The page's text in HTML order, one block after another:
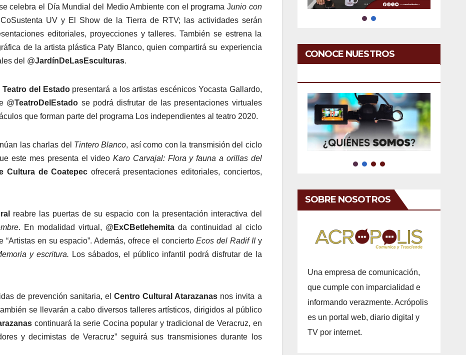
celebra el Día Mundial del Medio Ambiente con el programa Junio con
UV y El Show de la Tierra de RTV; las actividades serán
editoriales, proyecciones y talleres. También se estrena la
de la artista plástica Paty Blanco, quien compartirá su experiencia
del @JardínDeLasEsculturas.
Teatro del Estadopresentará a los artistas escénicos Yocasta Gallardo,
@TeatroDelEstado se podrá disfrutar de las presentaciones virtuales
que forman parte del programa Los independientes al teatro 2020.
las charlas del Tintero Blanco, así como con la transmisión del ciclo
este mes presenta el videoKaro Carvajal: Flora y fauna a orillas del
Cultura de Coatepec ofrecerá presentaciones editoriales, conciertos,
reabre las puertas de su espacio con la presentación interactiva del
. En modalidad virtual, @ ExCBetlehemitada continuidad al ciclo
“Artistas en su espacio”. Además, ofrece el conciertoEcos del Radif IIy
y escritura. Los sábados, el público infantil podrá disfrutar de la
de prevención sanitaria, elCentro Cultural Atarazanas nos invita a
se llevarán a cabo diversos talleres artísticos, dirigidos al público
continuará la serie Cocina popular y tradicional de Veracruz, en
y decimistas de Veracruz” seguirá sus transmisiones durante los
CONOCE NUESTROS
SOBRE NOSOTROS
Una empresa de comunicación,
que cumple con imparcialidad e
informando verazmente. Acrópolis
es un portal web, diario digital y
TV por internet.